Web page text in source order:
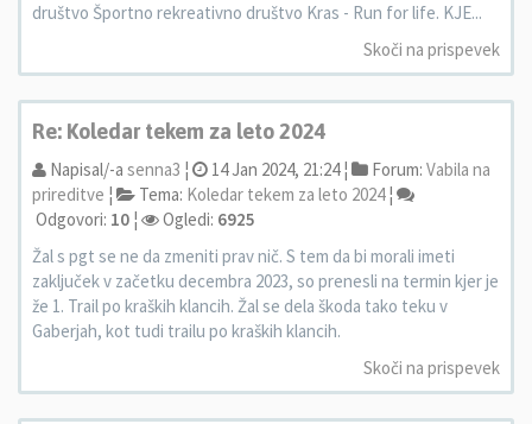
društvo Športno rekreativno društvo Kras - Run for life. KJE...
Skoči na prispevek
Re: Koledar tekem za leto 2024
Napisal/-a senna3 ¦ 14 Jan 2024, 21:24 ¦ Forum: Vabila na
prireditve ¦ Tema: Koledar tekem za leto 2024¦
Odgovori: 10 ¦ Ogledi: 6925
Žal s pgt se ne da zmeniti prav nič. S tem da bi morali imeti
zaključek v začetku decembra 2023, so prenesli na termin kjer je
že 1. Trail po kraških klancih. Žal se dela škoda tako teku v
Gaberjah, kot tudi trailu po kraških klancih.
Skoči na prispevek